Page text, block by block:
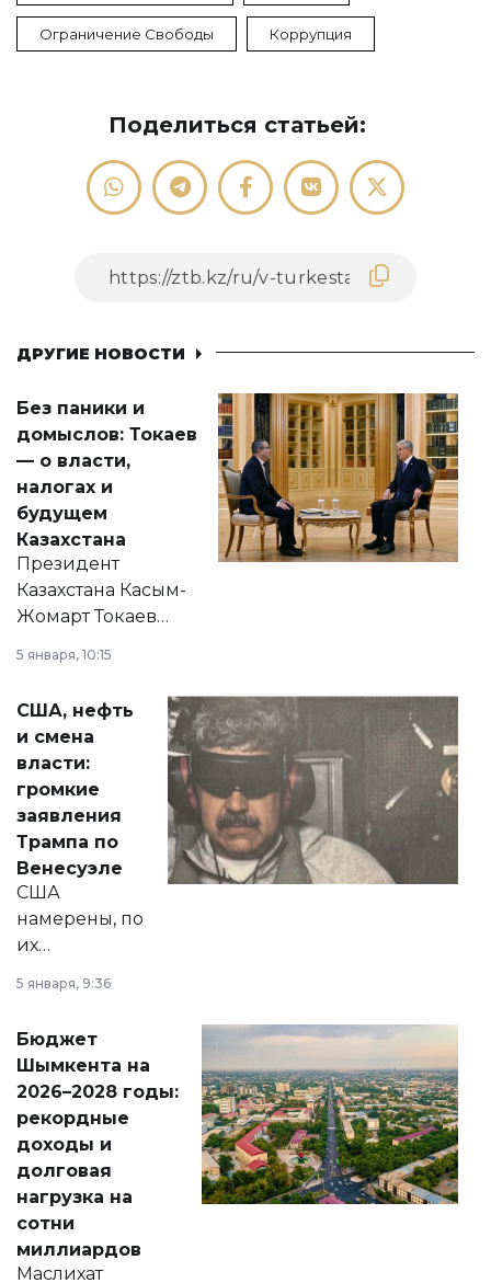
Ограничение Свободы Коррупция
Поделиться статьей:
ДРУГИЕ НОВОСТИ
Без паники и
домыслов: Токаев
— о власти,
налогах и
будущем
Казахстана
Президент
Казахстана Касым-
Жомарт Токаев
сразу несколько
актуальных тем —
от слухов о
политических
реформах до
вопросов армии,
экономики и
личного здоровья.
5 января, 10:15
США, нефть
и смена
власти:
громкие
заявления
Трампа по
Венесуэле
США
намерены, по
их
принести
народу
Венесуэлы.
5 января, 9:36
Бюджет
Шымкента на
2026–2028 годы:
рекордные
доходы и
долговая
нагрузка на
сотни
миллиардов
Маслихат